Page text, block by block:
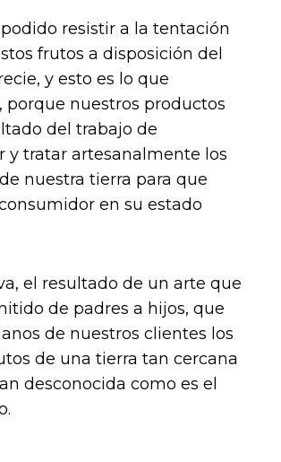
resistir a la tentación
frutos a disposición del
y esto es lo que
porque nuestros productos
del trabajo de
y tratar artesanalmente los
nuestra tierra para que
en su estado
el resultado de un arte que
de padres a hijos, que
de nuestros clientes los
de una tierra tan cercana
desconocida como es el